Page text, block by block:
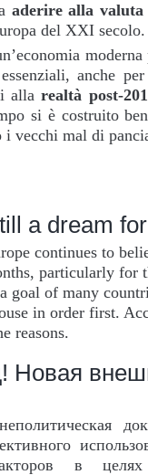
aderire alla valuta
del XXI secolo.
anche
alla realtà post-
si è costruito
vecchi mal di
a dream
continues to
particularly for
goal of many
in order first.
reasons.
Новая
в целях